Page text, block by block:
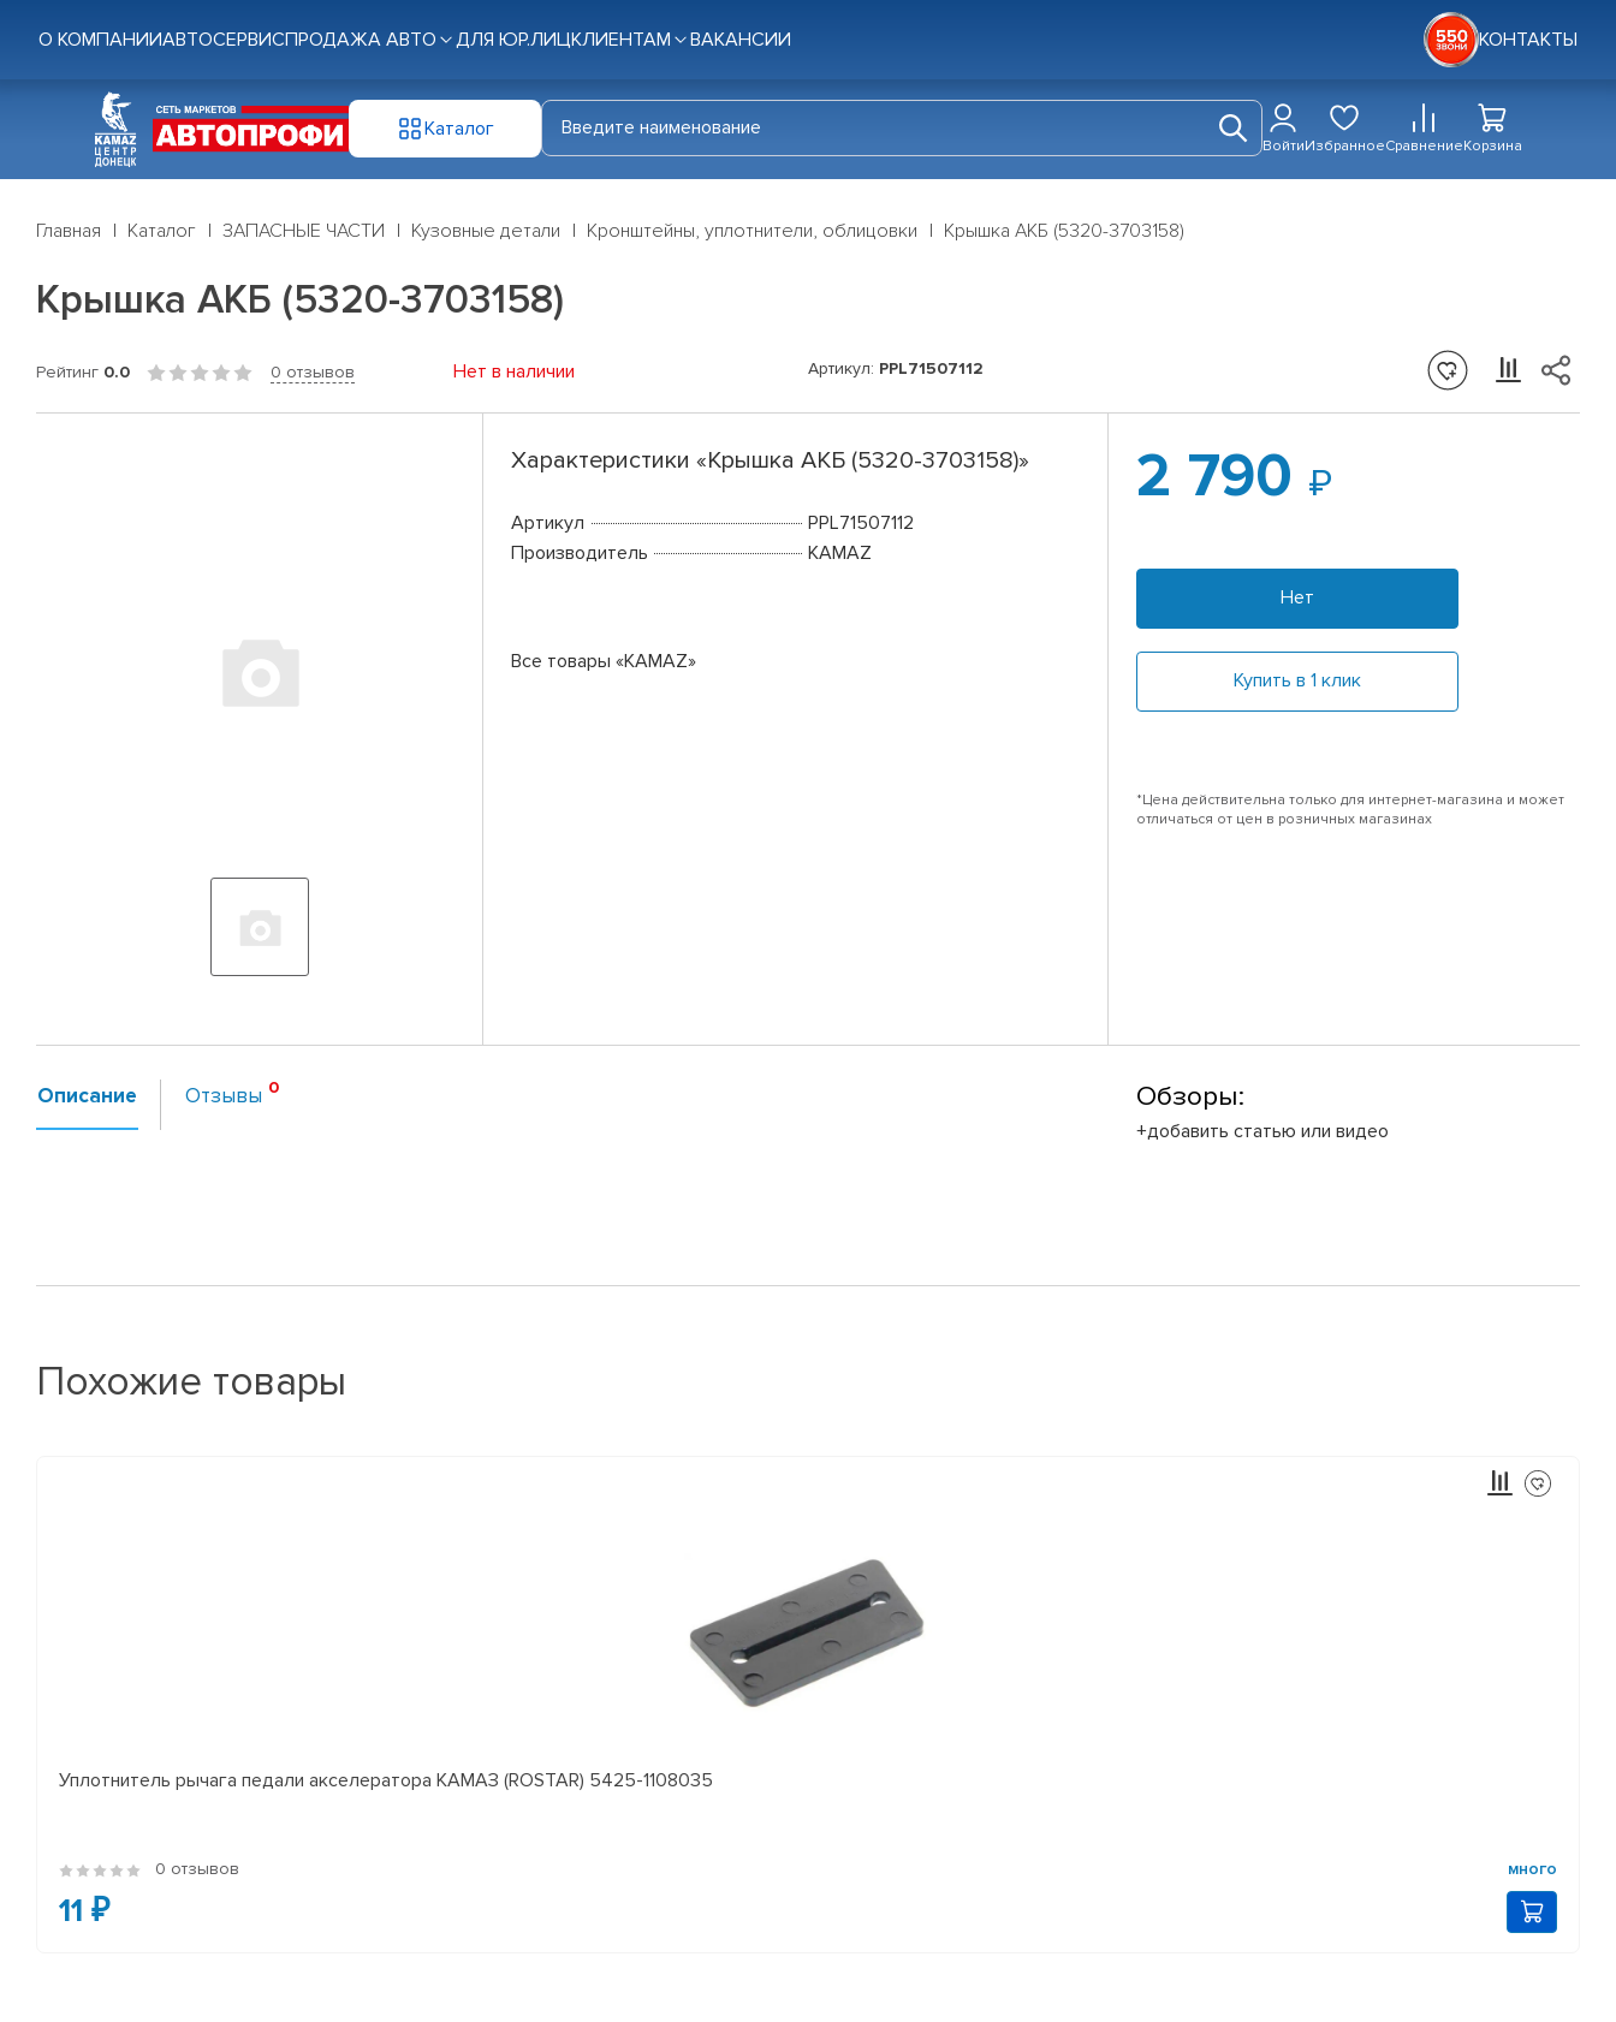
О КОМПАНИИАВТОСЕРВИСПРОДАЖА АВТО ДЛЯ ЮР.ЛИЦКЛИЕНТАМ ВАКАНСИИ КОНТАКТЫ
Каталог
ВойтиИзбранноеСравнениеКорзина
Главная Каталог ЗАПАСНЫЕ ЧАСТИ Кузовные детали Кронштейны, уплотнители, облицовки Крышка АКБ (5320-3703158)
Крышка АКБ (5320-3703158)
Рейтинг 0.0 0 отзывов Нет в наличии Артикул: PPL71507112
Характеристики «Крышка АКБ (5320-3703158)»
Артикул
PPL71507112
Производитель
KAMAZ
Все товары «KAMAZ»
2 790
Нет
Купить в 1 клик
*Цена действительна только для интернет-магазина и может
отличаться от цен в розничных магазинах
Описание Отзывы Обзоры:
+добавить статью или видео
Похожие товары
Уплотнитель рычага педали акселератора КАМАЗ (ROSTAR) 5425-1108035
0 отзывов много
11 ₽